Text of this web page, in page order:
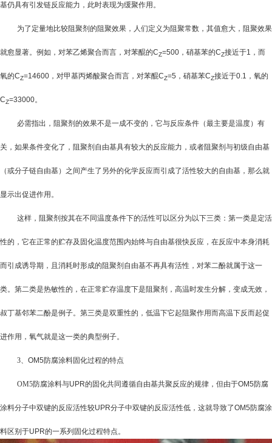
基仍具有引发链反应能力，此时表现为缓聚作用。
为了定量地比较阻聚剂的阻聚效果，人们定义 为阻聚常数，其值愈大，阻聚效果
就愈显著。例如，对苯乙烯聚合而言，对苯醌的CZ=500 ，硝基苯的CZ接近于1 ，而
氧的CZ=14600 ，对甲基丙烯酸聚合而言，对苯醌CZ=5 ，硝基苯CZ接近于0.1 ，氧的
CZ=33000。
必需指出，阻聚剂的效果不是一成不变的，它与反应条件（最主要是温度）有
关，如果条件变化了，阻聚剂自由基具有较大的反应能力，或者阻聚剂与初级自由基
（或分子链自由基）之间产生了另外的化学反应而引成了活性较大的自由基，那么就
显示出促进作用。
这样，阻聚剂按其在不同温度条件下的活性可以区分为以下三类：第一类是定活
性的，它在正常的贮存及固化温度范围内始终与自由基很快反应，在反应中本身消耗
而引成诱导期，且消耗时形成的阻聚剂自由基不再具有活性，对苯二酚就属于这一
类。第二类是热敏性的，在正常贮存温度下是阻聚剂，高温时发生分解，变成无效，
叔丁基邻苯二酚是例子。第三类是双重性的，低温下它起阻聚作用而高温下反而起促
进作用，氧气就是这一类的典型例子。
3、 OM5防腐涂料固化过程的特点
OM5防腐涂料与UPR的固化共同遵循自由基共聚反应的规律，但由于OM5防腐
涂料分子中双键的反应活性较UPR分子中双键的反应活性低，这就导致了OM5防腐涂
料区别于UPR的一系列固化过程特点。